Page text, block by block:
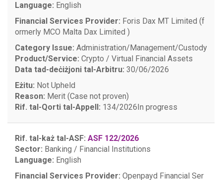
Language: English
Financial Services Provider: Foris Dax MT Limited (f
ormerly MCO Malta Dax Limited )
Category Issue: Administration/Management/Custody
Product/Service: Crypto / Virtual Financial Assets
Data tad-deċiżjoni tal-Arbitru: 30/06/2026
Eżitu: Not Upheld
Reason: Merit (Case not proven)
Rif. tal-Qorti tal-Appell: 134/2026In progress
Rif. tal-każ tal-ASF: ASF 122/2026
Sector: Banking / Financial Institutions
Language: English
Financial Services Provider: Openpayd Financial Ser